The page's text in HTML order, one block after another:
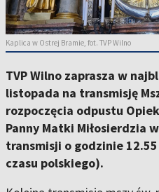
Kaplica w Ostrej Bramie, fot. TVP Wilno
TVP Wilno zaprasza w
listopada na transmisję
rozpoczęcia odpustu
Panny Matki Miłosierdzia
transmisji o godzinie
czasu polskiego).